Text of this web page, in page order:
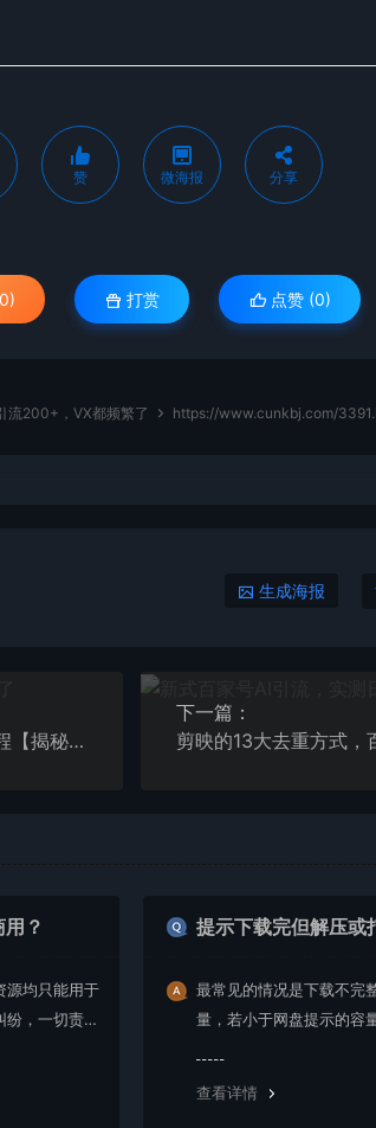
赞 微海报 分享
打赏 点赞 (0)
流200+，VX都频繁了 https://www.cunkbj.com/
生成海报
外面收费1980知乎高级引流4.0玩法，纯实操课程【揭秘】
下一篇：
？
源均只能用于
，一切责任
提示下载完但解压或
最常见的情况是下载不完
量，若小于网盘提示的容
查看详情